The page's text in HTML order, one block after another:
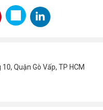
Quận Gò Vấp, TP HCM